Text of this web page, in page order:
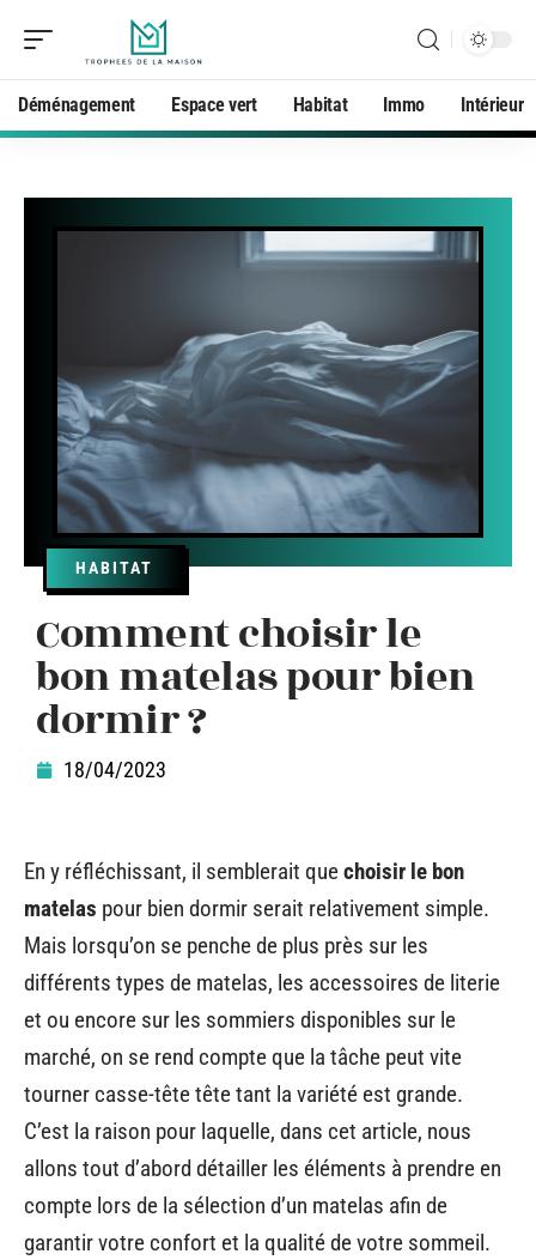
Déménagement Espace vert Habitat Immo Intérieur
HABITAT
Comment choisir le
bon matelas pour bien
dormir ?
18/04/2023
En y réfléchissant, il semblerait quechoisir le bon
matelas pour bien dormir serait relativement simple.
Mais lorsqu’on se penche de plus près sur les
différents types de matelas, les accessoires de literie
et ou encore sur les sommiers disponibles sur le
marché, on se rend compte que la tâche peut vite
tourner casse-tête tête tant la variété est grande.
C’est la raison pour laquelle, dans cet article, nous
allons tout d’abord détailler les éléments à prendre en
compte lors de la sélection d’un matelas afin de
garantir votre confort et la qualité de votre sommeil.